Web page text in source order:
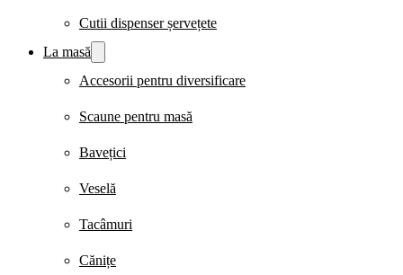
Cutii dispenser șervețete
La masă
Accesorii pentru diversificare
Scaune pentru masă
Bavețici
Veselă
Tacâmuri
Cănițe